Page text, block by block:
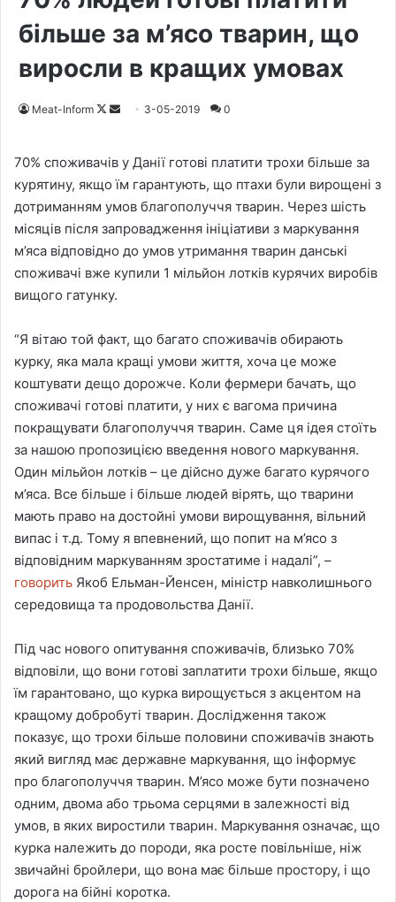
більше за м’ясо тварин, що
виросли в кращих умовах
Meat-Inform
F
o
w
o
n
X
d
a
n
e
m
a
3-05-2019 0
70% споживачів у Данії готові платити трохи більше за
курятину, якщо їм гарантують, що птахи були вирощені з
дотриманням умов благополуччя тварин. Через шість
місяців після запровадження ініціативи з маркування
м’яса відповідно до умов утримання тварин данські
споживачі вже купили 1 мільйон лотків курячих виробів
вищого гатунку.
“Я вітаю той факт, що багато споживачів обирають
курку, яка мала кращі умови життя, хоча це може
коштувати дещо дорожче. Коли фермери бачать, що
споживачі готові платити, у них є вагома причина
покращувати благополуччя тварин. Саме ця ідея стоїть
за нашою пропозицією введення нового маркування.
Один мільйон лотків – це дійсно дуже багато курячого
м’яса. Все більше і більше людей вірять, що тварини
мають право на достойні умови вирощування, вільний
випас і т.д. Тому я впевнений, що попит на м’ясо з
відповідним маркуванням зростатиме і надалі”, –
говорить Якоб Ельман-Йенсен, міністр навколишнього
середовища та продовольства Данії.
Під час нового опитування споживачів, близько 70%
відповіли, що вони готові заплатити трохи більше, якщо
їм гарантовано, що курка вирощується з акцентом на
кращому добробуті тварин. Дослідження також
показує, що трохи більше половини споживачів знають
який вигляд має державне маркування, що інформує
про благополуччя тварин. М’ясо може бути позначено
одним, двома або трьома серцями в залежності від
умов, в яких виростили тварин. Маркування означає, що
курка належить до породи, яка росте повільніше, ніж
звичайні бройлери, що вона має більше простору, і що
дорога на бійні коротка.